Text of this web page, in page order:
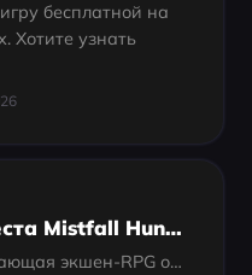
бесплатной на
Хотите узнать
Дата выхода бета-теста Mistfall Hunter
Mistfall Hunter — захватывающая экшен-RPG от третьего лица в жанре PvPvE extraction, которую с нетерпением ждут поклонники тактических боев и глубокого повествования. По мере приближения даты начала бета-теста Beta 2 фанаты с нетерпением готовятся...